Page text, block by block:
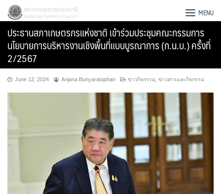
Skip
content
สภาเกษตรกรแห่งชาติ MENU
ประธานสภาเกษตรกรแห่งชาติ เข้าร่วมประชุมคณะกรรมการ
นโยบายการบริหารงานเชิงพื้นที่แบบบูรณาการ (ก.น.บ.) ครั้งที่
2/2567
June 12, 2024 Anjana Bunyarataphan ข่าวกิจกรรม ข่าวสารและกิจกรรม